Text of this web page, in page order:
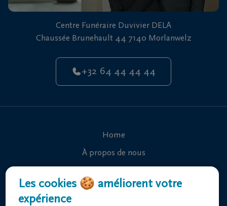
Centre Funéraire Duvivier DELA
Chaussée Brunehault 44 7140 Morlanwelz
+32 64 44 44 44
Home
À propos de nous
Organiser des funérailles
Les cookies 🍪 améliorent votre
expérience